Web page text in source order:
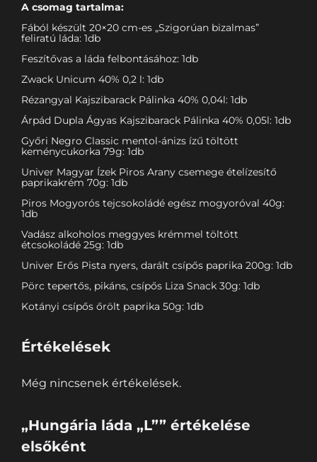
A csomag tartalma:
Fából készült 20×20 cm-es „Szigorúan bizalmas”
feliratú láda: 1db
Feszítővas a láda felbontásához: 1db
Zwack Unicum 40% 0,2 l: 1db
Rézangyal Kajszibarack Pálinka 40% 0,04l: 1db
Árpád Dupla Ágyas Kajszibarack Pálinka 40% 0,05l: 1db
Győri Negro Classic mentol-ánizs ízű töltött
keménycukorka 79g: 1db
Univer Magyar Ízek Piros Arany csemege ételízesítő
paprikakrém 70g: 1db
Piros Mogyorós tejcsokoládé egész mogyoróval 40g:
1db
Vadász alkoholos meggyes krémmel töltött
étcsokoládé 25g: 1db
Univer Erős Pista nyers, darált csípős paprika 200g: 1db
Pörc tepertős, pikáns, csípős Liza Snack 30g: 1db
Kotányi csípős őrölt paprika 50g: 1db
Értékelések
Még nincsenek értékelések.
„Hungária láda „L”” értékelése
elsőként